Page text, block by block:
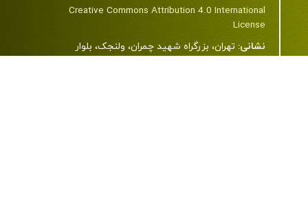
Creative Commons Attribution 4.0 International
License
نشانی: تهران، بزرگراه شهید چمران، ولنجک، بلوار